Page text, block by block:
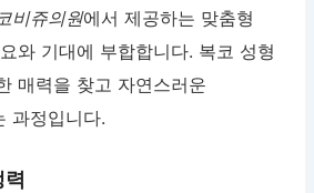
비쥬의원에서 제공하는 맞춤형
와 기대에 부합합니다. 복코 성형
매력을 찾고 자연스러운
과정입니다.